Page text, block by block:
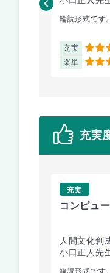
輪読形式です
充実 3.5
楽単 4.5
充実
充実
コンピュ
人間文化創
小口正人先
輪読形式です